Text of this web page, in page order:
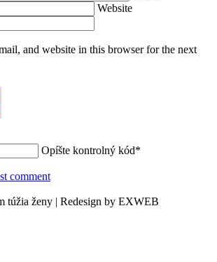
Website
and website in this browser for the next
Opíšte kontrolný kód*
comment
túžia ženy | Redesign by EXWEB